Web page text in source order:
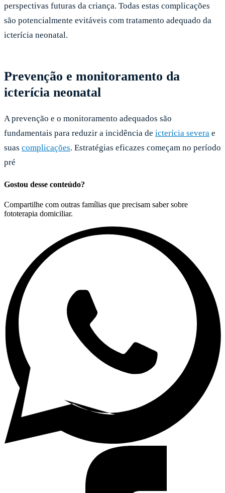
perspectivas futuras da criança. Todas estas complicações
são potencialmente evitáveis com tratamento adequado da
icterícia neonatal.
Prevenção e monitoramento da
icterícia neonatal
A prevenção e o monitoramento adequados são
fundamentais para reduzir a incidência de icterícia severa e
suas complicações. Estratégias eficazes começam no período
pré
Gostou desse conteúdo?
Compartilhe com outras famílias que precisam saber sobre
fototerapia domiciliar.